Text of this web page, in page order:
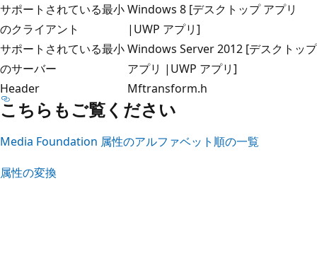
サポートされている最小
のクライアント
Windows 8 [デスクトップ アプリ
|UWP アプリ]
サポートされている最小
のサーバー
Windows Server 2012 [デスクトップ
アプリ |UWP アプリ]
Header
Mftransform.h
こちらもご覧ください
Media Foundation 属性のアルファベット順の一覧
属性の変換